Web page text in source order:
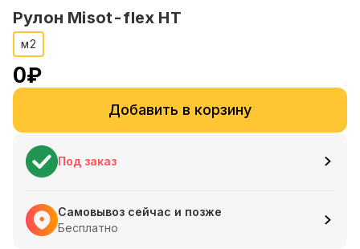
Рулон Misot-flex НТ
м2
0₽
Добавить в корзину
Под заказ
Самовывоз сейчас и позже
Бесплатно